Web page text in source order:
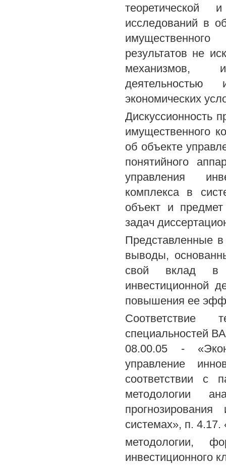
теоретической
исследований в
результатов не
механизмов,
деятельностью
экономических
Дискуссионность
имущественного
об объекте
понятийного
управления
комплекса в
объект и
задач
Представленные
выводы,
свой вклад в
инвестиционной
повышения ее
Соответствие
специальностей
08.00.05 -
управление
соответствии с
методологии
системах», п. 4.17.
методологии,
инвестиционного